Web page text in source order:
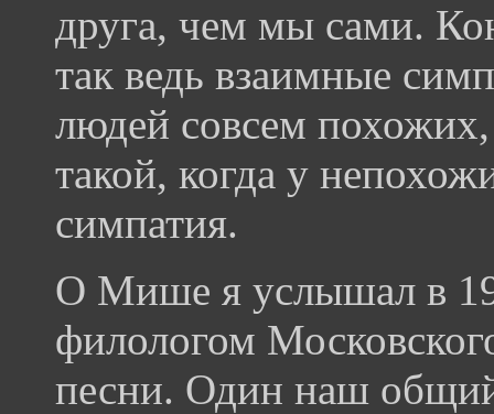
друга, чем мы сами.
так ведь взаимные
людей совсем
такой, когда у
симпатия.
О Мише я услышал в
филологом
песни. Один наш